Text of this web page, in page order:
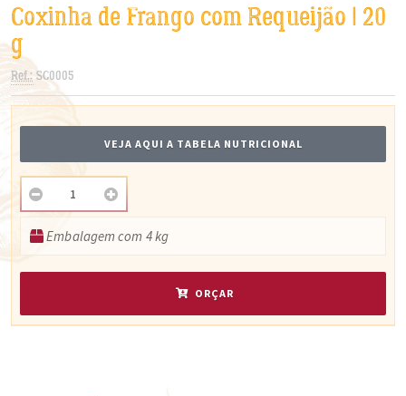
Coxinha de Frango com Requeijão | 20
g
Ref.: SC0005
VEJA AQUI A TABELA NUTRICIONAL
Embalagem com 4 kg
ORÇAR